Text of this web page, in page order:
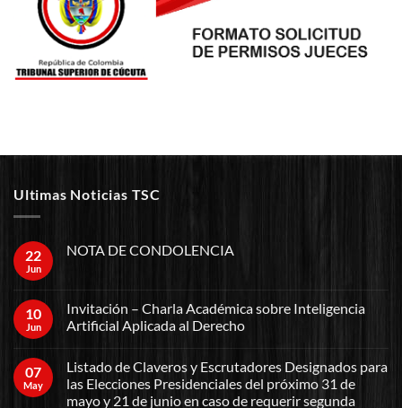
Ultimas Noticias TSC
22
Jun
NOTA DE CONDOLENCIA
10
Jun
Invitación – Charla Académica sobre Inteligencia
Artificial Aplicada al Derecho
07
May
Listado de Claveros y Escrutadores Designados para
las Elecciones Presidenciales del próximo 31 de
mayo y 21 de junio en caso de requerir segunda